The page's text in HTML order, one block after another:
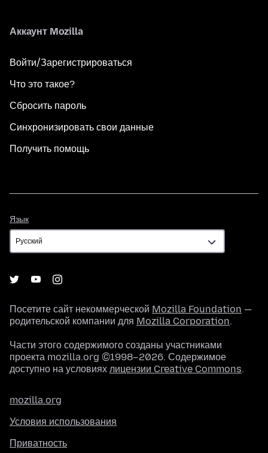
Аккаунт Mozilla
Войти/Зарегистрироваться
Что это такое?
Сбросить пароль
Синхронизировать свои данные
Получить помощь
Язык
Посетите сайт некоммерческой Mozilla Foundation —
родительской компании для Mozilla Corporation.
Части этого содержимого созданы участниками
проекта mozilla.org ©1998–2026. Содержимое
доступно на условиях лицензии Creative Commons.
mozilla.org
Условия использования
Приватность